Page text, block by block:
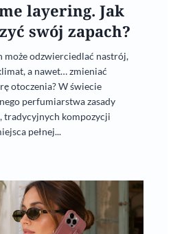
layering. Jak
swój zapach?
może odzwierciedlać nastrój,
a nawet… zmieniać
otoczenia? W świecie
perfumiarstwa zasady
tradycyjnych kompozycji
pełnej...